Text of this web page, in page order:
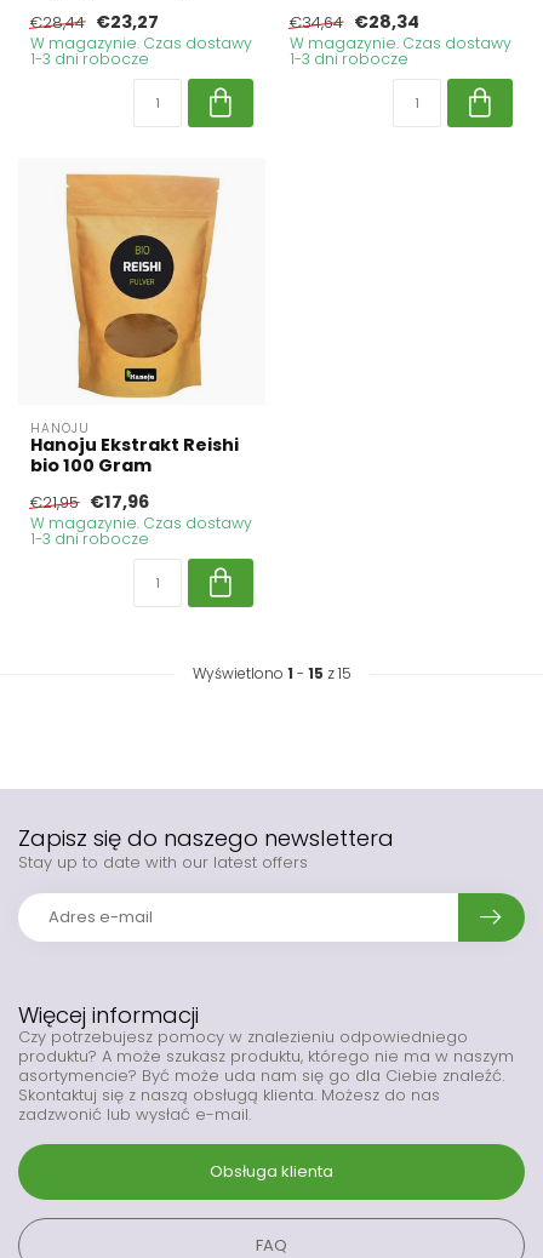
€28,44 €23,27
W magazynie. Czas dostawy
1-3 dni robocze
€34,64 €28,34
W magazynie. Czas dostawy
1-3 dni robocze
HANOJU
Hanoju Ekstrakt Reishi
bio 100 Gram
€21,95 €17,96
W magazynie. Czas dostawy
1-3 dni robocze
Wyświetlono 1 - 15 z 15
Więcej informacji
Czy potrzebujesz pomocy w znalezieniu odpowiedniego
produktu? A może szukasz produktu, którego nie ma w naszym
asortymencie? Być może uda nam się go dla Ciebie znaleźć.
Skontaktuj się z naszą obsługą klienta. Możesz do nas
zadzwonić lub wysłać e-mail.
Obsługa klienta
FAQ
Zapisz się do naszego newslettera
Stay up to date with our latest offers